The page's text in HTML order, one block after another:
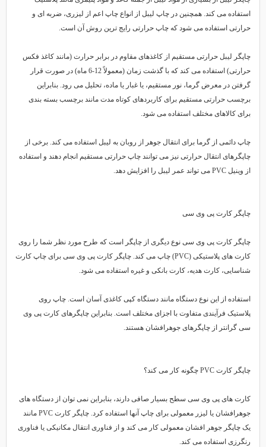
استفاده می کند. همچنین در چاپ لیبل از انواع چاپ اعم از لیزری، ضربه ای و
حرارتی استفاده می شود که چاپ حرارتی رایج ترین روش آن است.
چاپگر لیبل حرارتی مستقیم از کاغذهای مقاوم در برابر حرارت (مانند کاغذ فکس
حرارتی) استفاده می کند که با گذشت زمان (معمولاً 12-6 ماه) در صورت قرار
گرفتن در معرض گرما، نور مستقیم، یا غبار یا ماده، تحلیل می رود. بنابراین
برچسب حرارتی مستقیم برای کاربردهای کوتاه مدت مانند برچسب بسته بندی
برای کالاهای مختلف استفاده می شود.
چاپ دائمی از گرما برای انتقال جوهر از روبان به لیبل استفاده می کند. برخی از
چاپگرهای انتقال حرارتی نیز می توانند چاپ حرارتی مستقیم انجام دهند و استفاده
از وینیل PVC می تواند عمر لیبل را افزایش دهد.
چاپگر کارت پی وی سی
چاپگر کارت پی وی سی نوع دیگری از چاپگر است که طرح مورد نظر شما را روی
کارت های پلاستیکی (PVC) چاپ می کند. چاپگر کارت پی وی سی برای چاپ کارت
شناسایی، کارت هدیه، کارت بانکی و غیره استفاده می شود.
استفاده از این نوع دستگاه مانند دستگاه کپی کاغذی آسان است. چاپ روی
پلاستیک فرآیندی متفاوت با اجزای مختلف است. بنابراین چاپگرهای کارت پی وی
سی گرانتر از چاپگرهای جوهرافشان هستند.
چاپگر کارت PVC چگونه کار می کند؟
کارت های پی وی سی سطح بسیار صافی دارند، بنابراین نمی توان از دستگاه های
جوهرافشان یا لیزر معمولی برای چاپ آنها استفاده کرد. چاپگر کارت PVC مانند
یک چاپگر جوهر افشان معمولی کار می کند و از فناوری انتقال مکانیکی یا فناوری
رنگرزی استفاده می کند.